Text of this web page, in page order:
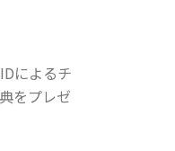
によるチ
をプレゼ